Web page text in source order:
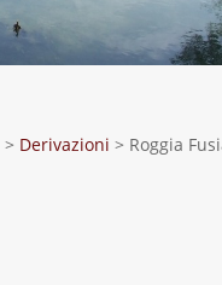
> Derivazioni > Roggia